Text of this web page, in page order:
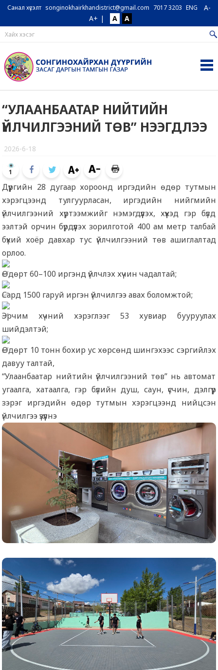
Санал хүсэлт songinokhairkhandistrict@gmail.com 7017 3203 ENG
A-
A+ | A A
“УЛААНБААТАР НИЙТИЙН
ҮЙЛЧИЛГЭЭНИЙ ТӨВ” НЭЭГДЛЭЭ
2026-6-18
1
Дүүргийн 28 дугаар хороонд иргэдийн өдөр тутмын
хэрэгцээнд тулгуурласан, иргэдийн нийгмийн
үйлчилгээний хүртээмжийг нэмэгдүүлэх, хүүхэд гэр бүлд
ээлтэй орчин бүрдүүлэх зорилготой 400 ам метр талбай
бүхий хоёр давхар тус үйлчилгээний төв ашиглалтад
орлоо.
Өдөрт 60–100 иргэнд үйлчлэх хүчин чадалтай;
Сард 1500 гаруй иргэн үйлчилгээ авах боломжтой;
Эрчим хүчний хэрэглээг 53 хувиар бууруулах
шийдэлтэй;
Өдөрт 10 тонн бохир ус хөрсөнд шингэхээс сэргийлэх
давуу талтай,
“Улаанбаатар нийтийн үйлчилгээний төв” нь автомат
угаалга, хатаалга, гэр бүлийн душ, саун, үсчин, дэлгүүр
зэрэг иргэдийн өдөр тутмын хэрэгцээнд нийцсэн
үйлчилгээ үзүүлнэ